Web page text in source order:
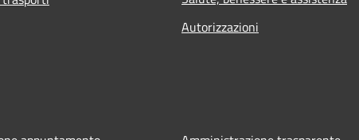
Autorizzazioni